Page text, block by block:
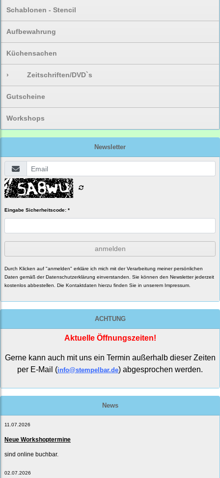
Schablonen - Stencil
Aufbewahrung
Küchensachen
› Zeitschriften/DVD`s
Gutscheine
Workshops
Newsletter
Eingabe Sicherheitscode: *
anmelden
Durch Klicken auf "anmelden" erkläre ich mich mit der Verarbeitung meiner persönlichen
Daten gemäß der Datenschutzerklärung einverstanden. Sie können den Newsletter jederzeit
kostenlos abbestellen. Die Kontaktdaten hierzu finden Sie in unserem Impressum.
ACHTUNG
Aktuelle Öffnungszeiten!
Gerne kann auch mit uns ein Termin außerhalb dieser Zeiten
per E-Mail (info@stempelbar.de) abgesprochen werden.
News
11.07.2026
Neue Workshoptermine
sind online buchbar.
02.07.2026